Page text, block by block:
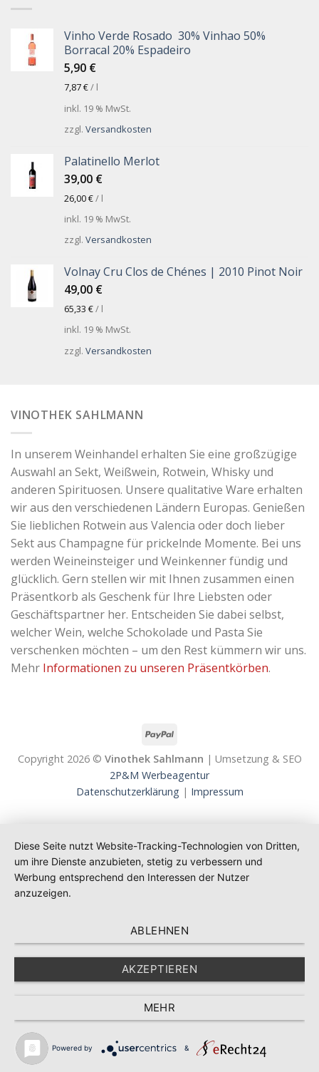
Vinho Verde Rosado 30% Vinhao 50%
Borracal 20% Espadeiro
5,90 €
7,87€/ l
inkl. 19 % MwSt.
zzgl. Versandkosten
Palatinello Merlot
39,00 €
26,00€/ l
inkl. 19 % MwSt.
zzgl. Versandkosten
Volnay Cru Clos de Chénes | 2010 Pinot Noir
49,00 €
65,33 €/ l
inkl. 19 % MwSt.
zzgl. Versandkosten
VINOTHEK SAHLMANN
In unserem Weinhandel erhalten Sie eine großzügige
Auswahl an Sekt, Weißwein, Rotwein, Whisky und
anderen Spirituosen. Unsere qualitative Ware erhalten
wir aus den verschiedenen Ländern Europas. Genießen
Sie lieblichen Rotwein aus Valencia oder doch lieber
Sekt aus Champagne für prickelnde Momente. Bei uns
werden Weineinsteiger und Weinkenner fündig und
glücklich. Gern stellen wir mit Ihnen zusammen einen
Präsentkorb als Geschenk für Ihre Liebsten oder
Geschäftspartner her. Entscheiden Sie dabei selbst,
welcher Wein, welche Schokolade und Pasta Sie
verschenken möchten – um den Rest kümmern wir uns.
Mehr Informationen zu unseren Präsentkörben.
Copyright 2026 © Vinothek Sahlmann | Umsetzung & SEO
2P&M Werbeagentur
Datenschutzerklärung | Impressum
Diese Seite nutzt Website-Tracking-Technologien von Dritten,
um ihre Dienste anzubieten, stetig zu verbessern und
Werbung entsprechend den Interessen der Nutzer
anzuzeigen.
ABLEHNEN
AKZEPTIEREN
MEHR
Powered by &